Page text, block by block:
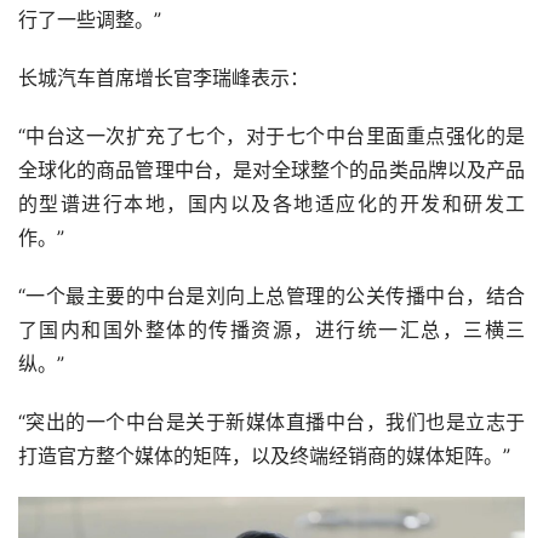
行了一些调整。”
长城汽车首席增长官李瑞峰表示：
“中台这一次扩充了七个，对于七个中台里面重点强化的是
全球化的商品管理中台，是对全球整个的品类品牌以及产品
的型谱进行本地，国内以及各地适应化的开发和研发工
作。”
“一个最主要的中台是刘向上总管理的公关传播中台，结合
了国内和国外整体的传播资源，进行统一汇总，三横三
纵。”
“突出的一个中台是关于新媒体直播中台，我们也是立志于
打造官方整个媒体的矩阵，以及终端经销商的媒体矩阵。”